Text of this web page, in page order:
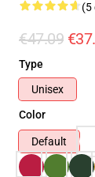
(5
€47.09
Type
Unisex
Color
Default